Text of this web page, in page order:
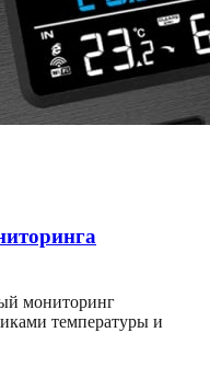
мониторинг
температуры и